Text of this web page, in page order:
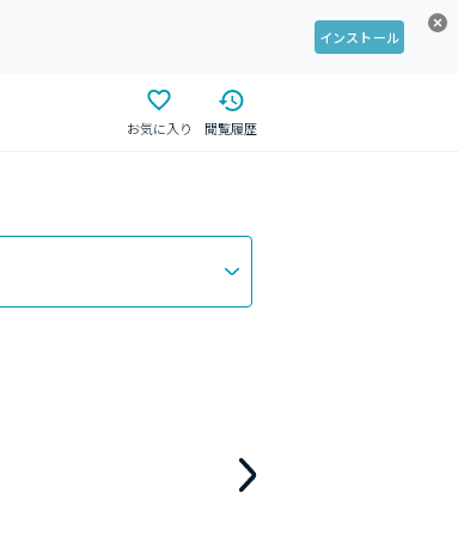
インストール
お気に入り 閲覧履歴